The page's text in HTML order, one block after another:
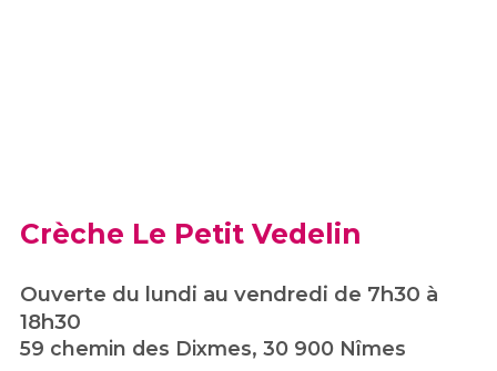
Crèche Le Petit Vedelin
Ouverte du lundi au vendredi de 7h30 à
18h30
59 chemin des Dixmes, 30 900 Nîmes